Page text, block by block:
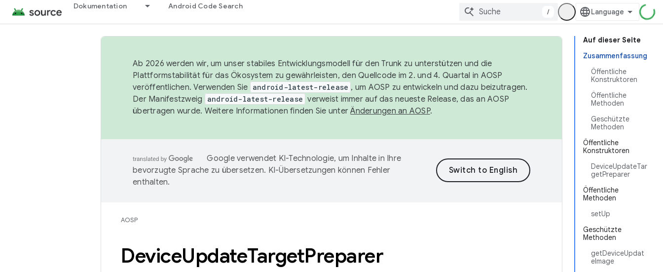
Dokumentation Android Code Search
/
Auf dieser Seite
Zusammenfassung
Öffentliche
Konstruktoren
Öffentliche
Methoden
Geschützte
Methoden
Öffentliche
Konstruktoren
DeviceUpdateTar
getPreparer
Öffentliche
Methoden
setUp
Geschützte
Methoden
getDeviceUpdat
eImage
Ab 2026 werden wir, um unser stabiles Entwicklungsmodell für den Trunk zu unterstützen und die
Plattformstabilität für das Ökosystem zu gewährleisten, den Quellcode im 2. und 4. Quartal in AOSP
veröffentlichen. Verwenden Sie android-latest-release , um AOSP zu entwickeln und dazu beizutragen.
Der Manifestzweig
android-latest-release verweist immer auf das neueste Release, das an AOSP
übertragen wurde. Weitere Informationen finden Sie unterÄnderungen an AOSP.
Google verwendet KI-Technologie, um Inhalte in Ihre
bevorzugte Sprache zu übersetzen. KI-Übersetzungen können Fehler
enthalten.
AOSP
DeviceUpdateTargetPreparer